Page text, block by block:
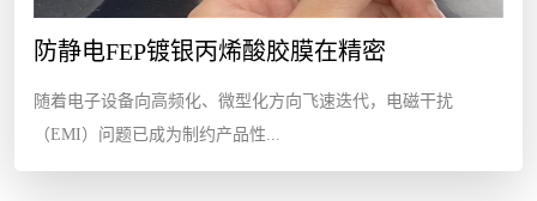
防静电FEP镀银丙烯酸胶膜在精密
随着电子设备向高频化、微型化方向飞速迭代，电磁干扰
（EMI）问题已成为制约产品性...